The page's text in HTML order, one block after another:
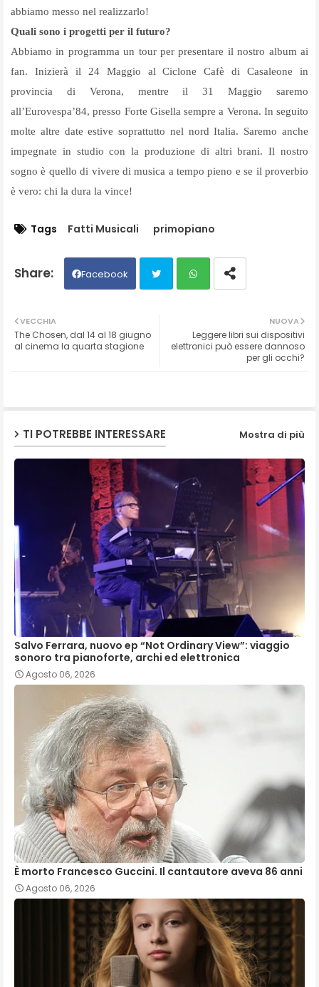
abbiamo messo nel realizzarlo!
Quali sono i progetti per il futuro?
Abbiamo in programma un tour per presentare il nostro album ai
fan. Inizierà il 24 Maggio al Ciclone Cafè di Casaleone in
provincia di Verona, mentre il 31 Maggio saremo
all’Eurovespa’84, presso Forte Gisella sempre a Verona. In seguito
molte altre date estive soprattutto nel nord Italia. Saremo anche
impegnate in studio con la produzione di altri brani. Il nostro
sogno è quello di vivere di musica a tempo pieno e se il proverbio
è vero: chi la dura la vince!
Tags Fatti Musicali primopiano
Facebook
ter ats
NUOVA
Leggere libri sui dispositivi
elettronici può essere dannoso
per gli occhi?
VECCHIA
The Chosen, dal 14 al 18 giugno
al cinema la quarta stagione
TI POTREBBE INTERESSARE Mostra di più
Salvo Ferrara, nuovo ep “Not Ordinary View”: viaggio
sonoro tra pianoforte, archi ed elettronica
Agosto 06, 2026
È morto Francesco Guccini. Il cantautore aveva 86 anni
Agosto 06, 2026